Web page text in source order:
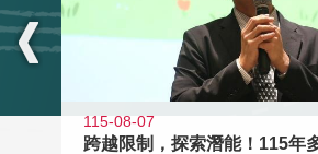
115-08-07
跨越限制，探索潛能！115年